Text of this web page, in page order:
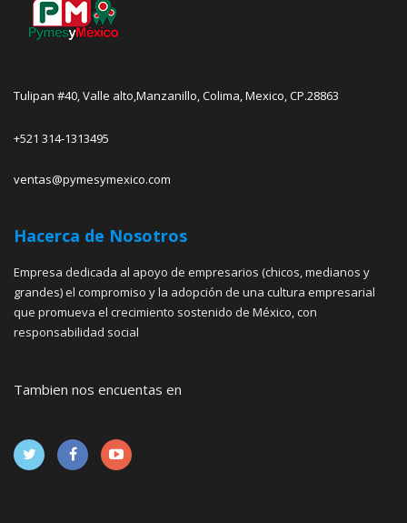
Tulipan #40, Valle alto,Manzanillo, Colima, Mexico, CP.28863
+521 314-1313495
ventas@pymesymexico.com
Hacerca de Nosotros
Empresa dedicada al apoyo de empresarios (chicos, medianos y
grandes) el compromiso y la adopción de una cultura empresarial
que promueva el crecimiento sostenido de México, con
responsabilidad social
Tambien nos encuentas en